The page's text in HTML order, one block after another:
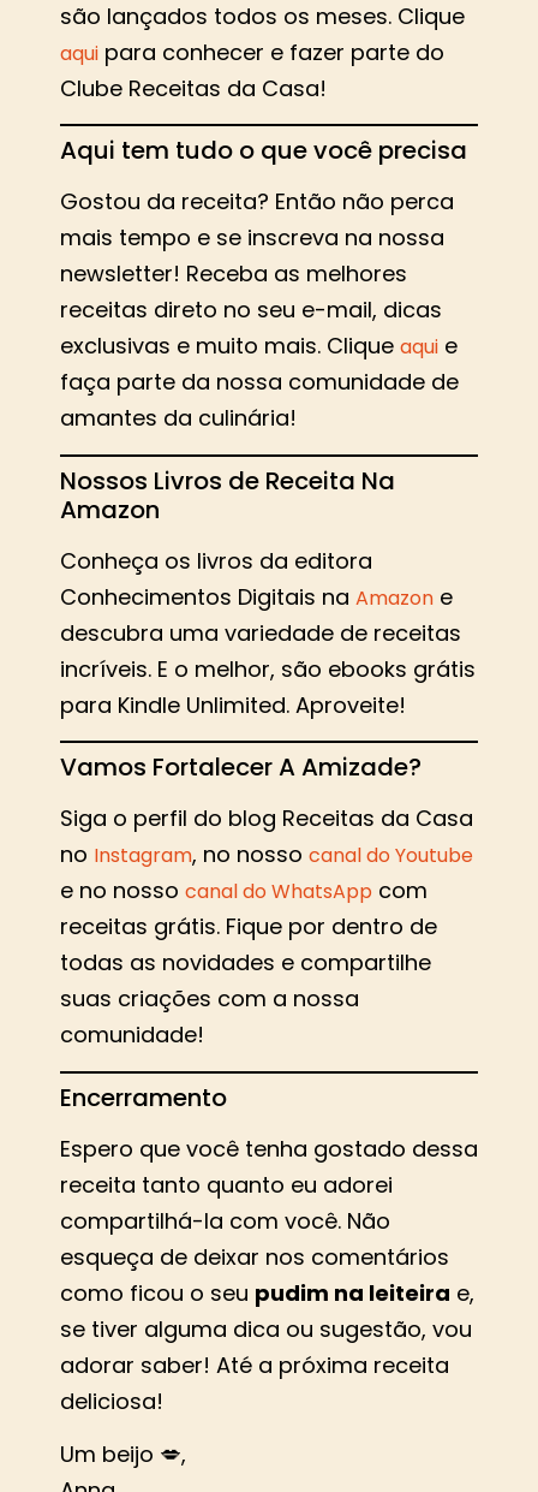
são lançados todos os meses. Clique
aqui para conhecer e fazer parte do
Clube Receitas da Casa!
Aqui tem tudo o que você precisa
Gostou da receita? Então não perca
mais tempo e se inscreva na nossa
newsletter! Receba as melhores
receitas direto no seu e-mail, dicas
exclusivas e muito mais. Clique aqui e
faça parte da nossa comunidade de
amantes da culinária!
Nossos Livros de Receita Na
Amazon
Conheça os livros da editora
Conhecimentos Digitais na Amazon e
descubra uma variedade de receitas
incríveis. E o melhor, são ebooks grátis
para Kindle Unlimited. Aproveite!
Vamos Fortalecer A Amizade?
Siga o perfil do blog Receitas da Casa
no Instagram, no nosso canal do Youtube
e no nosso canal do WhatsApp com
receitas grátis. Fique por dentro de
todas as novidades e compartilhe
suas criações com a nossa
comunidade!
Encerramento
Espero que você tenha gostado dessa
receita tanto quanto eu adorei
compartilhá-la com você. Não
esqueça de deixar nos comentários
como ficou o seu pudim na leiteira e,
se tiver alguma dica ou sugestão, vou
adorar saber! Até a próxima receita
deliciosa!
Um beijo 💋,